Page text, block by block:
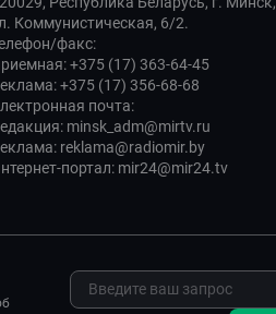
Коммунистическая, 6/2.
факс:
+375 (17) 363-64-45
+375 (17) 356-68-68
почта:
minsk_adm@mirtv.ru
reklama@radiomir.by
портал: mir24@mir24.tv